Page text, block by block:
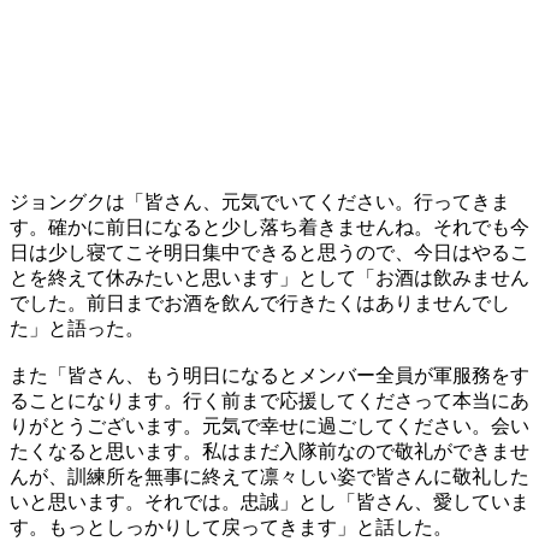
​ジョングクは「皆さん、元気でいてください。行ってきま
す。確かに前日になると少し落ち着きませんね。それでも今
日は少し寝てこそ明日集中できると思うので、今日はやるこ
とを終えて休みたいと思います」として「お酒は飲みません
でした。前日までお酒を飲んで行きたくはありませんでし
た」と語った。
​また「皆さん、もう明日になるとメンバー全員が軍服務をす
ることになります。行く前まで応援してくださって本当にあ
りがとうございます。元気で幸せに過ごしてください。会い
たくなると思います。私はまだ入隊前なので敬礼ができませ
んが、訓練所を無事に終えて凛々しい姿で皆さんに敬礼した
いと思います。それでは。忠誠」とし「皆さん、愛していま
す。もっとしっかりして戻ってきます」と話した。